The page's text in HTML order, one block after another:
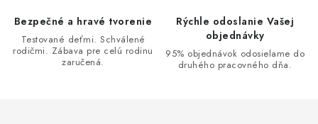
p
v
Bezpečné a hravé tvorenie
Testované deťmi. Schválené
rodičmi. Zábava pre celú rodinu
zaručená.
Rýchle odoslanie Vašej
objednávky
95% objednávok odosielame do
druhého pracovného dňa.